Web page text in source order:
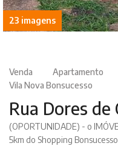
23 imagens
Venda Apartamento
Vila Nova Bonsucesso
Rua Dores de
(OPORTUNIDADE) - o
5km do Shopping